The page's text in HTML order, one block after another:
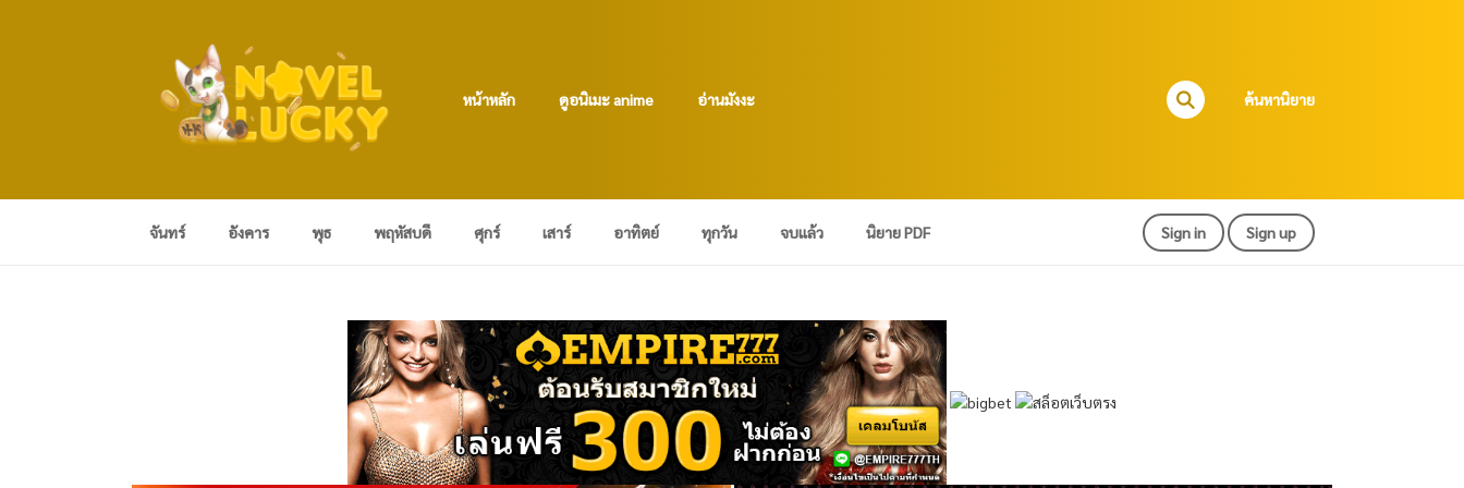
หน้าหลัก ดูอนิเมะ anime อ่านมังงะ ค้นหานิยาย
จันทร์ อังคาร พุธ พฤหัสบดี ศุกร์ เสาร์ อาทิตย์ ทุกวัน จบแล้ว นิยาย PDF Sign in Sign up